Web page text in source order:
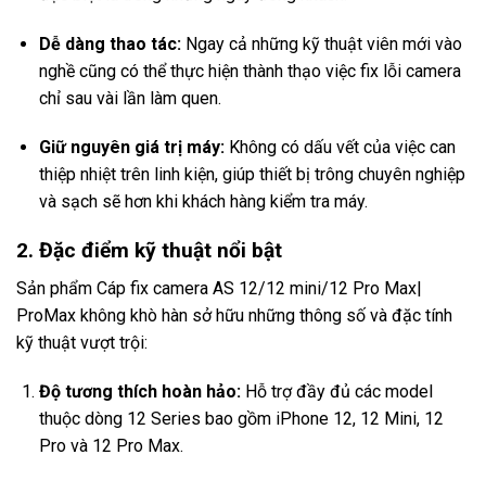
Dễ dàng thao tác:Ngay cả những kỹ thuật viên mới vào
nghề cũng có thể thực hiện thành thạo việc fix lỗi camera
chỉ sau vài lần làm quen.
Giữ nguyên giá trị máy:Không có dấu vết của việc can
thiệp nhiệt trên linh kiện, giúp thiết bị trông chuyên nghiệp
và sạch sẽ hơn khi khách hàng kiểm tra máy.
2. Đặc điểm kỹ thuật nổi bật
Sản phẩm Cáp fix camera AS 12/12 mini/12 Pro Max|
ProMax không khò hàn sở hữu những thông số và đặc tính
kỹ thuật vượt trội:
Độ tương thích hoàn hảo:Hỗ trợ đầy đủ các model
thuộc dòng 12 Series bao gồm iPhone 12, 12 Mini, 12
Pro và 12 Pro Max.